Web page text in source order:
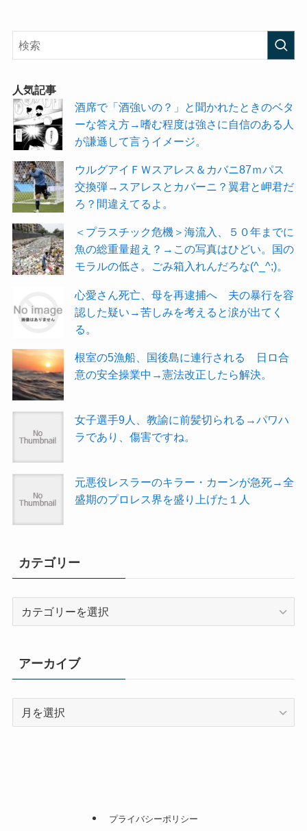
人気記事
酒席で「酒強いの？」と聞かれたときのベタ
ーな答え方→嗜む程度は強さに自信のある人
が謙遜して言うイメージ。
ウルグアイＦＷスアレス＆カバニ87ｍパス
交換弾→スアレスとカバーニ？翼君と岬君だ
ろ？間違えてるよ。
＜プラスチック危機＞海流入、５０年までに
魚の総重量超え？→この写真はひどい。国の
モラルの低さ。ごみ箱入れんだろな(^_^;)。
心愛さん死亡、母を再逮捕へ 夫の暴行を容
認した疑い→苦しみを考えると涙が出てく
る。
根室の5漁船、国後島に連行される 日ロ合
意の安全操業中→憲法改正したら解決。
女子選手9人、教諭に前髪切られる→パワハ
ラであり、傷害ですね。
元悪役レスラーのキラー・カーンが急死→全
盛期のプロレス界を盛り上げた１人
カテゴリー
リ
ー
アーカイブ
プライバシーポリシー